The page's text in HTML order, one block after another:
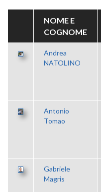
NOME E
COGNOME
Andrea
NATOLINO
Antonio
Tomao
Gabriele
Magris